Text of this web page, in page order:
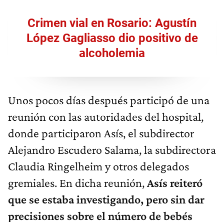
Crimen vial en Rosario: Agustín
López Gagliasso dio positivo de
alcoholemia
Unos pocos días después participó de una
reunión con las autoridades del hospital,
donde participaron Asís, el subdirector
Alejandro Escudero Salama, la subdirectora
Claudia Ringelheim y otros delegados
gremiales. En dicha reunión,Asís reiteró
que se estaba investigando, pero sin dar
precisiones sobre el número de bebés